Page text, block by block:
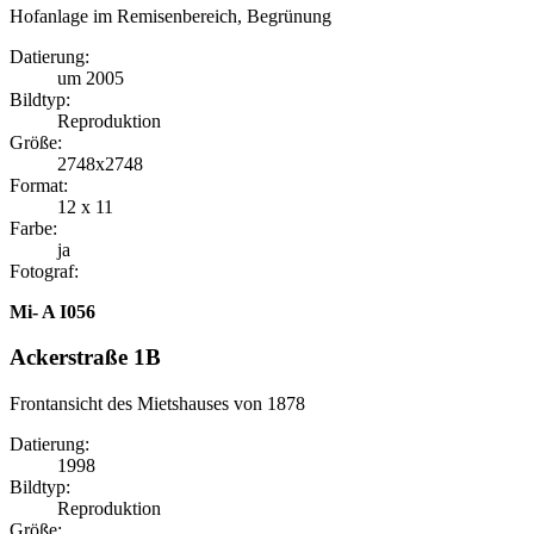
Hofanlage im Remisenbereich, Begrünung
Datierung:
um 2005
Bildtyp:
Reproduktion
Größe:
2748x2748
Format:
12 x 11
Farbe:
ja
Fotograf:
Mi- A I056
Ackerstraße 1B
Frontansicht des Mietshauses von 1878
Datierung:
1998
Bildtyp:
Reproduktion
Größe: